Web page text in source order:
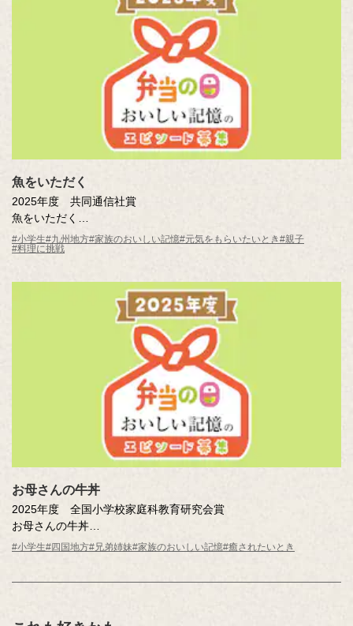
魚をいただく
2025年度 共同通信社賞
魚をいただく
赤瀬川 想太（鹿児島県 鹿児島市立伊敷台小学校5年 ）
#小学生#九州地方#家族のおいしい記憶#元気をもらいたいとき#親子
#料理に挑戦
お母さんの牛丼
2025年度 全国小学校家庭科教育研究会賞
お母さんの牛丼
高尾 咲和（香川県 高松市立円座小学校 4年 ）
#小学生#四国地方#兄弟姉妹#家族のおいしい記憶#癒されたいとき